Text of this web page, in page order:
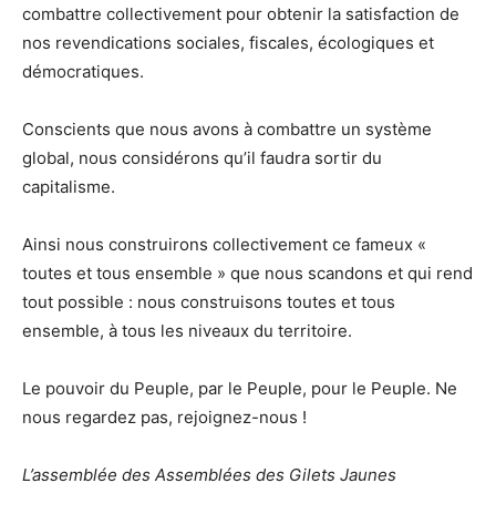
combattre collectivement pour obtenir la satisfaction de
nos revendications sociales, fiscales, écologiques et
démocratiques.
Conscients que nous avons à combattre un système
global, nous considérons qu’il faudra sortir du
capitalisme.
Ainsi nous construirons collectivement ce fameux «
toutes et tous ensemble » que nous scandons et qui rend
tout possible : nous construisons toutes et tous
ensemble, à tous les niveaux du territoire.
Le pouvoir du Peuple, par le Peuple, pour le Peuple. Ne
nous regardez pas, rejoignez-nous !
L’assemblée des Assemblées des Gilets Jaunes